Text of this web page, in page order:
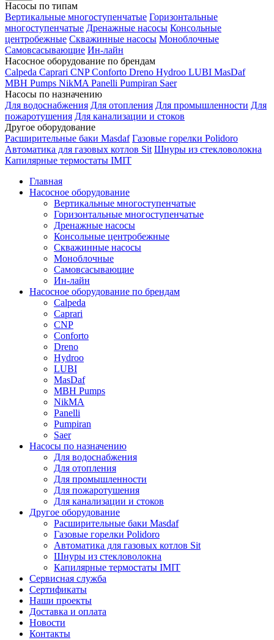
Насосы по типам
Вертикальные многоступенчатые Горизонтальные
многоступенчатые Дренажные насосы Консольные
центробежные Скважинные насосы Моноблочные
Самовсасывающие Ин-лайн
Насосное оборудование по брендам
Calpeda Caprari CNP Conforto Dreno Hydroo LUBI MasDaf
MBH Pumps NikMA Panelli Pumpiran Saer
Насосы по назначению
Для водоснабжения Для отопления Для промышленности Для
пожаротушения Для канализации и стоков
Другое оборудование
Расширительные баки Masdaf Газовые горелки Polidoro
Автоматика для газовых котлов Sit Шнуры из стекловолокна
Капилярные термостаты IMIT
Главная
Насосное оборудование
Вертикальные многоступенчатые
Горизонтальные многоступенчатые
Дренажные насосы
Консольные центробежные
Скважинные насосы
Моноблочные
Самовсасывающие
Ин-лайн
Насосное оборудование по брендам
Calpeda
Caprari
CNP
Conforto
Dreno
Hydroo
LUBI
MasDaf
MBH Pumps
NikMA
Panelli
Pumpiran
Saer
Насосы по назначению
Для водоснабжения
Для отопления
Для промышленности
Для пожаротушения
Для канализации и стоков
Другое оборудование
Расширительные баки Masdaf
Газовые горелки Polidoro
Автоматика для газовых котлов Sit
Шнуры из стекловолокна
Капилярные термостаты IMIT
Сервисная служба
Сертификаты
Наши проекты
Доставка и оплата
Новости
Контакты